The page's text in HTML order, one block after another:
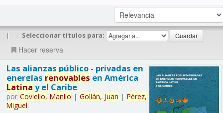
| | Seleccionar títulos para:
Hacer reserva
Las alianzas público - privadas en
energías renovables en América
Latina y el Caribe
por Coviello, Manlio | Gollán, Juan | Pérez,
Miguel.